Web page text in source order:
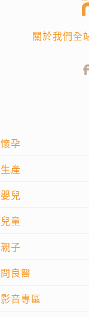
懷孕
生產
嬰兒
兒童
親子
問良醫
影音專區
關於我們全